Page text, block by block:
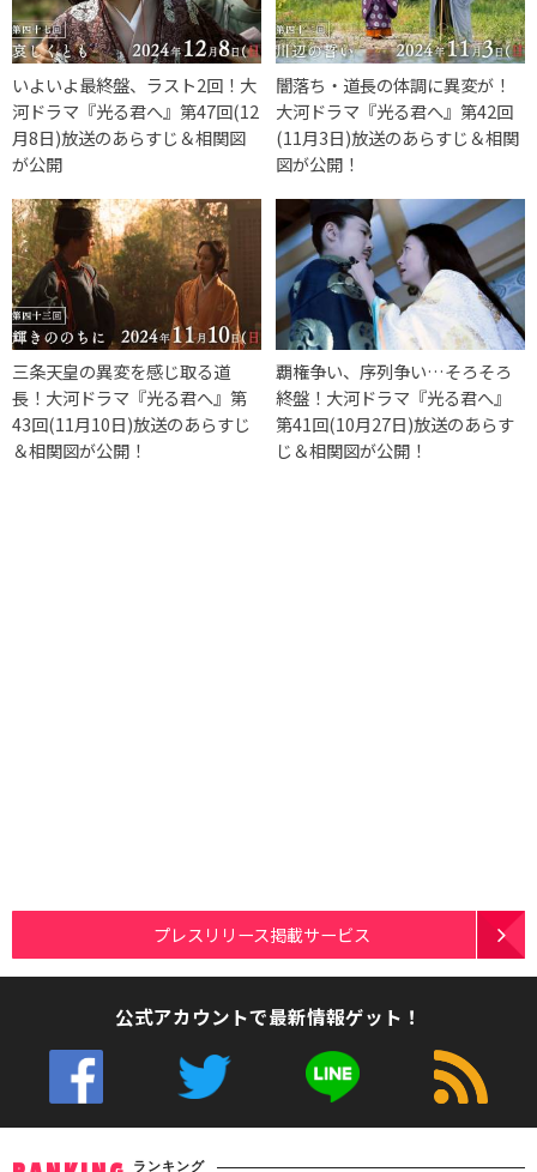
いよいよ最終盤、ラスト2回！大
河ドラマ『光る君へ』第47回(12
月8日)放送のあらすじ＆相関図
が公開
闇落ち・道長の体調に異変が！
大河ドラマ『光る君へ』第42回
(11月3日)放送のあらすじ＆相関
図が公開！
三条天皇の異変を感じ取る道
長！大河ドラマ『光る君へ』第
43回(11月10日)放送のあらすじ
＆相関図が公開！
覇権争い、序列争い…そろそろ
終盤！大河ドラマ『光る君へ』
第41回(10月27日)放送のあらす
じ＆相関図が公開！
プレスリリース掲載サービス
公式アカウントで最新情報ゲット！
ランキング